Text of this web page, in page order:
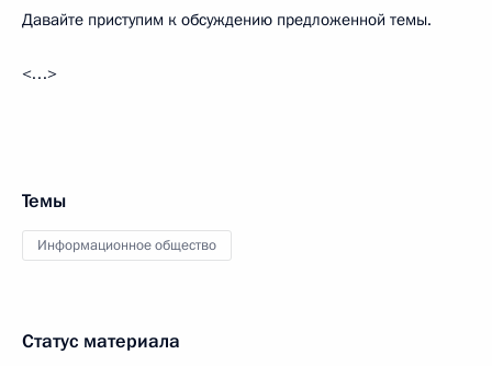
Давайте приступим к обсуждению предложенной темы.
<…>
Темы
Информационное общество
Статус материала